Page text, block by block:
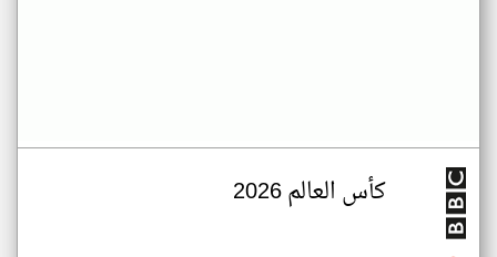
كأس العالم 2026